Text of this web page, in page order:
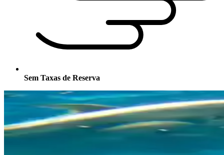
Sem Taxas de Reserva